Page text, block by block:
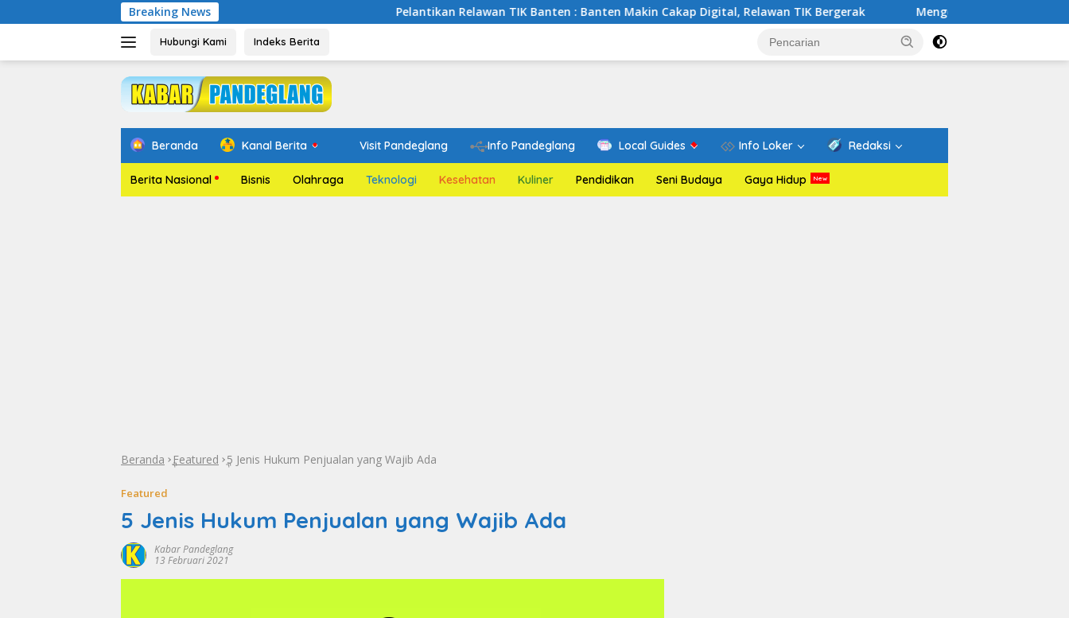
ke
Breaking News Pelantikan Relawan TIK Banten : Banten Makin Cakap Digital, Relawan TIK Bergerak Mengenal Website Resmi PAFI: Wadah
Hubungi Kami Indeks Berita
Beranda Kanal Berita Visit Pandeglang Info Pandeglang Local Guides Info Loker Redaksi
Berita Nasional Bisnis Olahraga Teknologi Kesehatan Kuliner Pendidikan Seni Budaya Gaya Hidup
Beranda »Featured »5 Jenis Hukum Penjualan yang Wajib Ada
Featured
5 Jenis Hukum Penjualan yang Wajib Ada
Kabar Pandeglang
13 Februari 2021